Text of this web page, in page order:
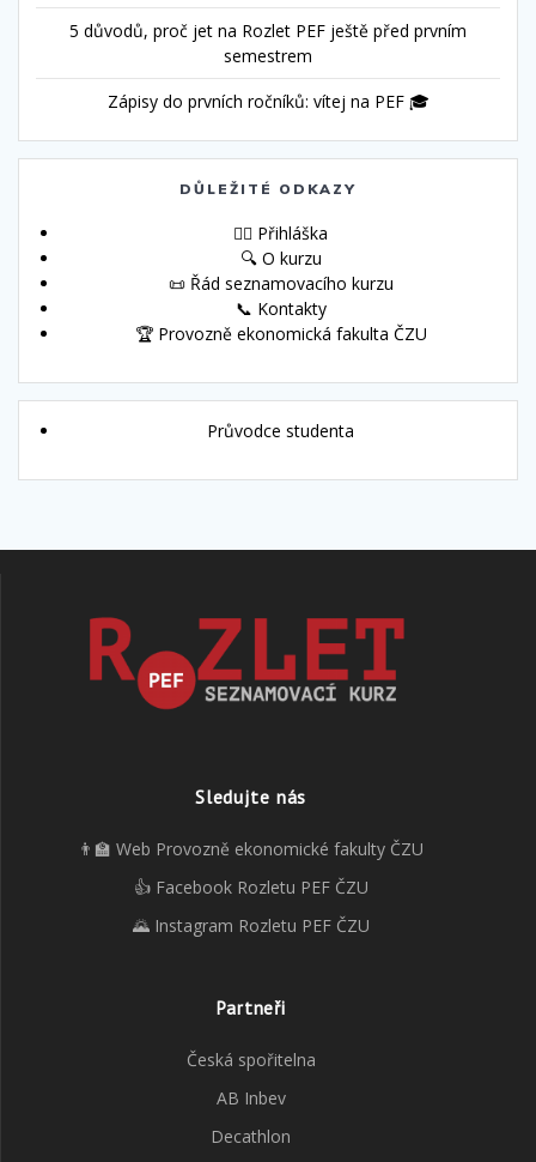
5 důvodů, proč jet na Rozlet PEF ještě před prvním
semestrem
Zápisy do prvních ročníků: vítej na PEF 🎓
DŮLEŽITÉ ODKAZY
🙋‍♀️ Přihláška
🔍 O kurzu
📜 Řád seznamovacího kurzu
📞 Kontakty
🏆 Provozně ekonomická fakulta ČZU
Průvodce studenta
Sledujte nás
👨‍🏫 Web Provozně ekonomické fakulty ČZU
👍 Facebook Rozletu PEF ČZU
🌄 Instagram Rozletu PEF ČZU
Partneři
Česká spořitelna
AB Inbev
Decathlon